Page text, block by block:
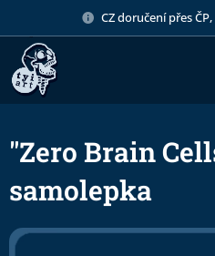
CZ doručení přes
"Zero Brain
samolepka